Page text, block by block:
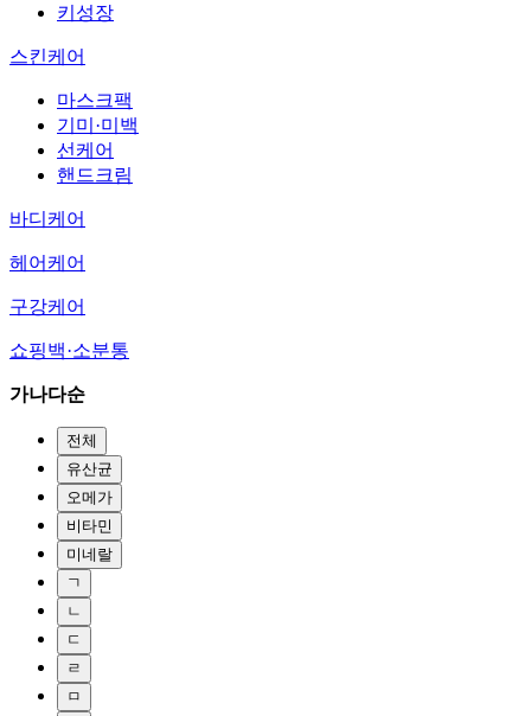
키성장
스킨케어
마스크팩
기미·미백
선케어
핸드크림
바디케어
헤어케어
구강케어
쇼핑백·소분통
가나다순
전체
유산균
오메가
비타민
미네랄
ㄱ
ㄴ
ㄷ
ㄹ
ㅁ